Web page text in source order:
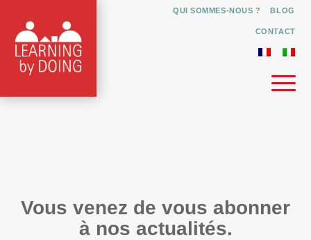
QUI SOMMES-NOUS ? BLOG
CONTACT
Vous venez de vous abonner
à nos actualités.